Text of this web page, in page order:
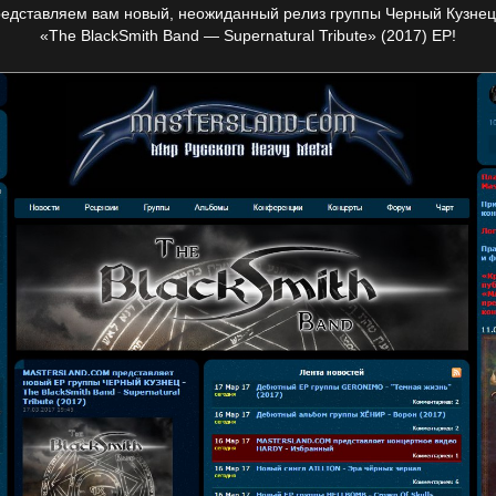
вам новый, неожиданный релиз группы Черный
«The BlackSmith Band — Supernatural Tribute» (2017) EP!